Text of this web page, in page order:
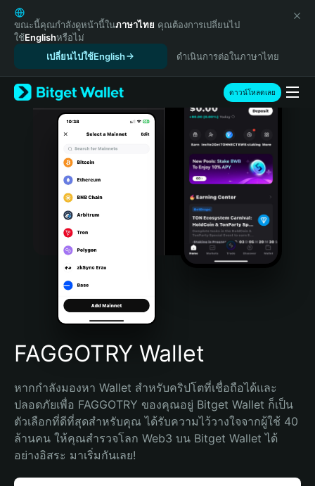
English
日本語
Tiếng Việt
Español (Latinoamérica)
Türkçe
Italiano
Português (Portugal)
Bahasa Indonesia
Português (Brasil)
Español (Argentina)
ขณะนี้คุณกำลังดูหน้านี้ในภาษาไทย คุณต้องการเปลี่ยนไป
ใช้Englishหรือไม่
เปลี่ยนไปใช้English
ดำเนินการต่อในภาษาไทย
ดาวน์โหลดเลย
FAGGOTRY Wallet
หากกำลังมองหา Wallet สำหรับคริปโตที่เชื่อถือได้และ
ปลอดภัยเพื่อ FAGGOTRY ของคุณอยู่ Bitget Wallet ก็เป็น
ตัวเลือกที่ดีที่สุดสำหรับคุณ ได้รับความไว้วางใจจากผู้ใช้ 40
ล้านคน ให้คุณสำรวจโลก Web3 บน Bitget Wallet ได้
อย่างอิสระ มาเริ่มกันเลย!